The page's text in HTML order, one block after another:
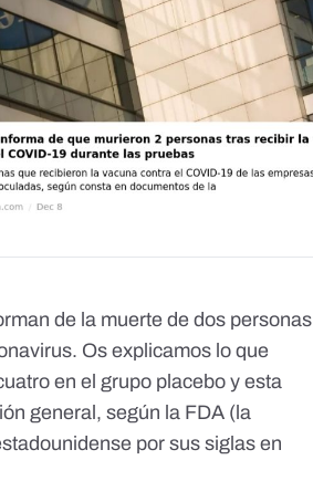
de la muerte de dos personas
. Os explicamos lo que
en el grupo placebo y esta
general,según la FDA (la
por sus siglas en